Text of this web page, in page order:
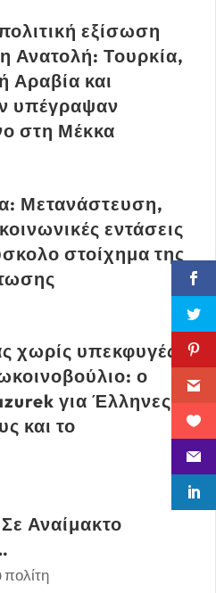
εξίσωση
Ανατολή: Τουρκία,
Αραβία και
υπέγραψαν
στη Μέκκα
Μετανάστευση,
εντάσεις
στοίχημα της
χωρίς υπεκφυγές
ο
για Έλληνες,
και το
Αναίμακτο